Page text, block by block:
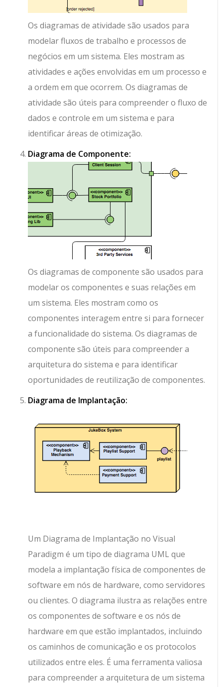
Os diagramas de atividade são usados para
modelar fluxos de trabalho e processos de
negócios em um sistema. Eles mostram as
atividades e ações envolvidas em um processo e
a ordem em que ocorrem. Os diagramas de
atividade são úteis para compreender o fluxo de
dados e controle em um sistema e para
identificar áreas de otimização.
Diagrama de Componente:
Os diagramas de componente são usados para
modelar os componentes e suas relações em
um sistema. Eles mostram como os
componentes interagem entre si para fornecer
a funcionalidade do sistema. Os diagramas de
componente são úteis para compreender a
arquitetura do sistema e para identificar
oportunidades de reutilização de componentes.
Diagrama de Implantação:
Um Diagrama de Implantação no Visual
Paradigm é um tipo de diagrama UML que
modela a implantação física de componentes de
software em nós de hardware, como servidores
ou clientes. O diagrama ilustra as relações entre
os componentes de software e os nós de
hardware em que estão implantados, incluindo
os caminhos de comunicação e os protocolos
utilizados entre eles. É uma ferramenta valiosa
para compreender a arquitetura de um sistema